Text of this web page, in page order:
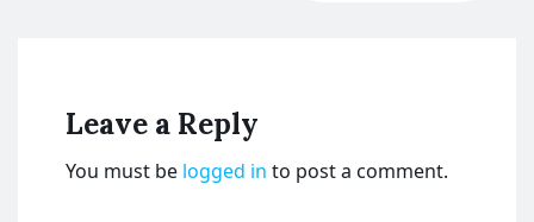
Leave a Reply
You must be logged in to post a comment.